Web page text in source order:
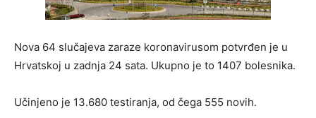
Nova 64 slučajeva zaraze koronavirusom potvrđen je u
Hrvatskoj u zadnja 24 sata. Ukupno je to 1407 bolesnika.
Učinjeno je 13.680 testiranja, od čega 555 novih.